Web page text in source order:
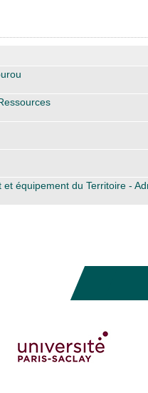
et équipement du Territoire -